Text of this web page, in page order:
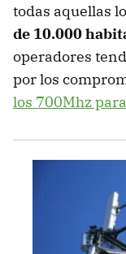
todas aquellas
de 10.000
operadores
por los
los 700Mhz